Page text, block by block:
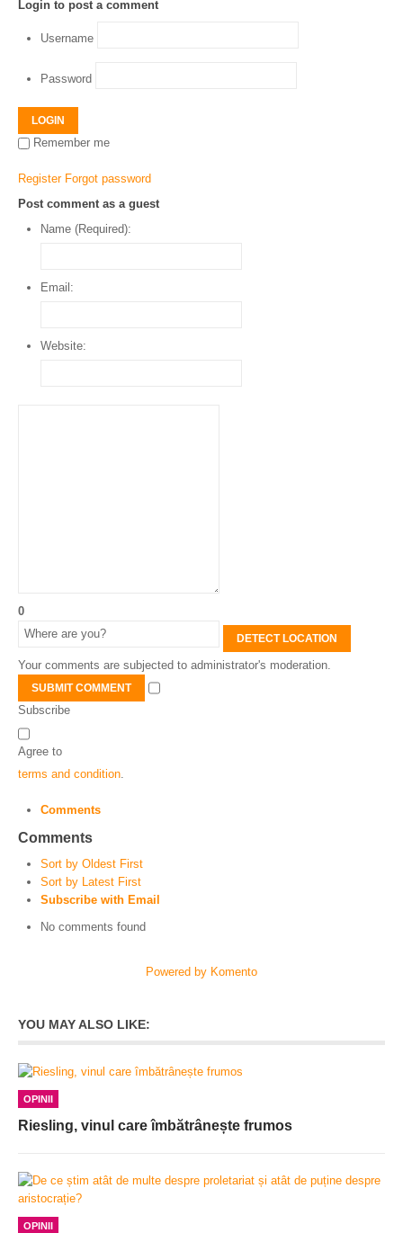
Login to post a comment
Username
Password
LOGIN
Remember me
Register Forgot password
Post comment as a guest
Name (Required):
Email:
Website:
0
DETECT LOCATION
Your comments are subjected to administrator's moderation.
SUBMIT COMMENT
Subscribe
Agree to
terms and condition
Comments
Comments
Sort by Oldest First
Sort by Latest First
Subscribe with Email
No comments found
Powered by Komento
YOU MAY ALSO LIKE:
OPINII
Riesling, vinul care îmbătrânește frumos
OPINII